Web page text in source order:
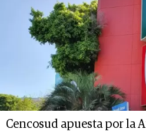
Cencosud apuesta por la